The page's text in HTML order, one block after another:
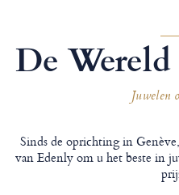
De
Juwelen
Sinds de oprichting in
van Edenly om u het beste in